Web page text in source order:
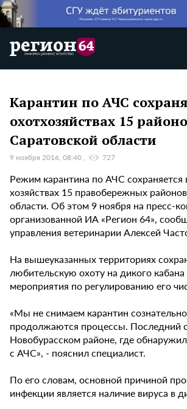
Карантин по АЧС
охотхозяйствах 15
Саратовской области
9 ноября 2016, 08:40 727
Режим карантина по АЧС сохраняется
хозяйствах 15 правобережных
области. Об этом 9 ноября на пресс-
организованной ИА «Регион 64»,
управления ветеринарии Алексей
На вышеуказанных территориях
любительскую охоту на дикого
мероприятия по регулированию его
«Мы не снимаем карантин
продолжаются процессы. Последний
Новобурасском районе, где
с АЧС», - пояснил специалист.
По его словам, основной причиной
инфекции является наличие вируса в